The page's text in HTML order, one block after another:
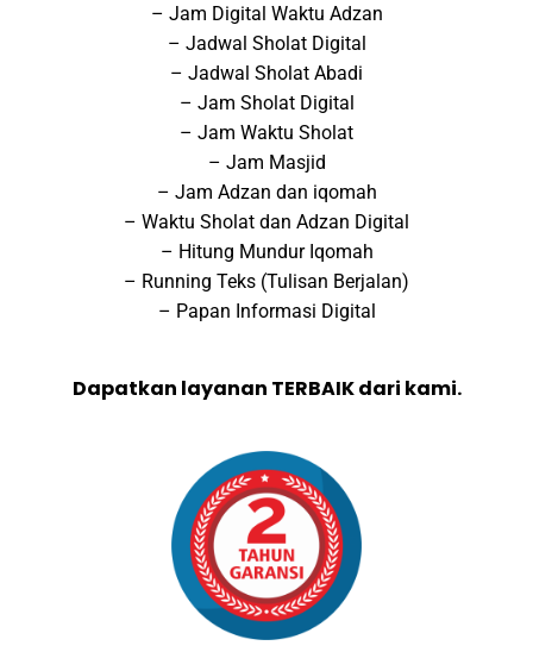
– Jam Digital Waktu Adzan
– Jadwal Sholat Digital
– Jadwal Sholat Abadi
– Jam Sholat Digital
– Jam Waktu Sholat
– Jam Masjid
– Jam Adzan dan iqomah
– Waktu Sholat dan Adzan Digital
– Hitung Mundur Iqomah
– Running Teks (Tulisan Berjalan)
– Papan Informasi Digital
Dapatkan layanan TERBAIK dari kami.